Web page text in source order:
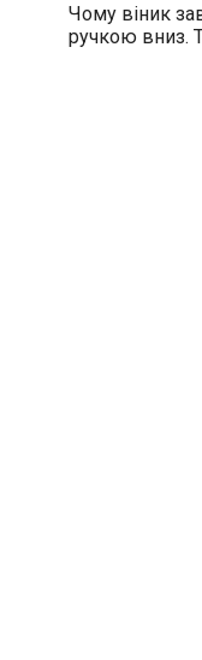
Чому віник
ручкою вниз.